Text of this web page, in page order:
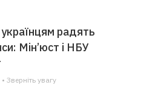
радять
Мін’юст і НБУ
Зверніть увагу